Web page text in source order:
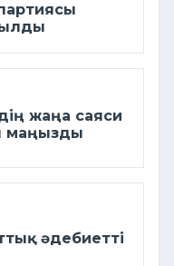
жаңа саяси
маңызды
әдебиетті